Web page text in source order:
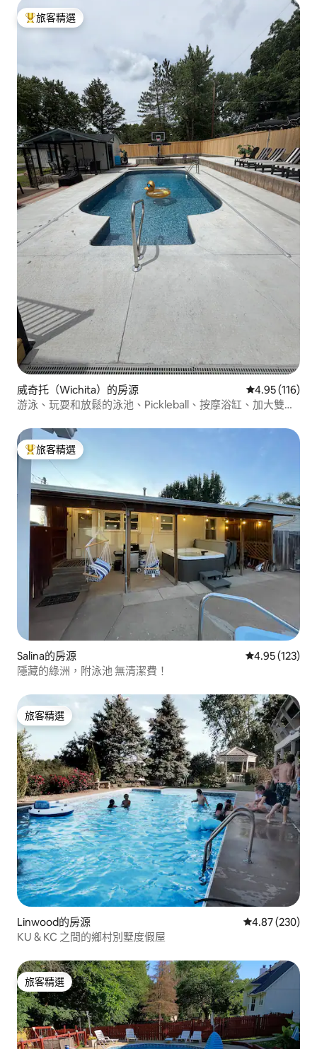
旅客精選榜首
旅客精選
威奇托（Wichita）的房源 從 116 則評價
4.95 (116)
游泳、玩耍和放鬆的泳池、Pickleball、按摩浴缸、加大雙人
旅客精選榜首
旅客精選
Salina的房源 從 123 則評價
4.95 (123)
隱藏的綠洲，附泳池 無清潔費！
旅客精選
旅客精選
Linwood的房源 從 230 則評價
4.87 (230)
KU & KC 之間的鄉村別墅度假屋
旅客精選
旅客精選